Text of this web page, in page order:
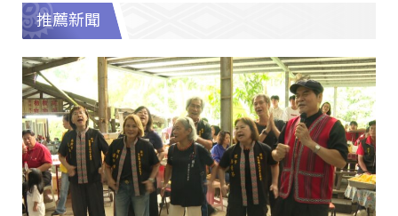
推薦新聞